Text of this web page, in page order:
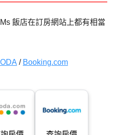
飯店在訂房網站上都有相當
/ Booking.com